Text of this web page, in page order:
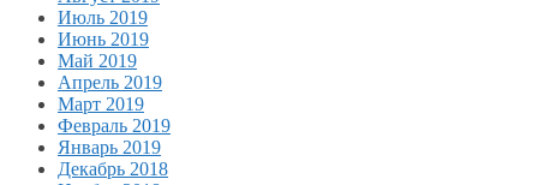
Июль 2019
Июнь 2019
Май 2019
Апрель 2019
Март 2019
Февраль 2019
Январь 2019
Декабрь 2018